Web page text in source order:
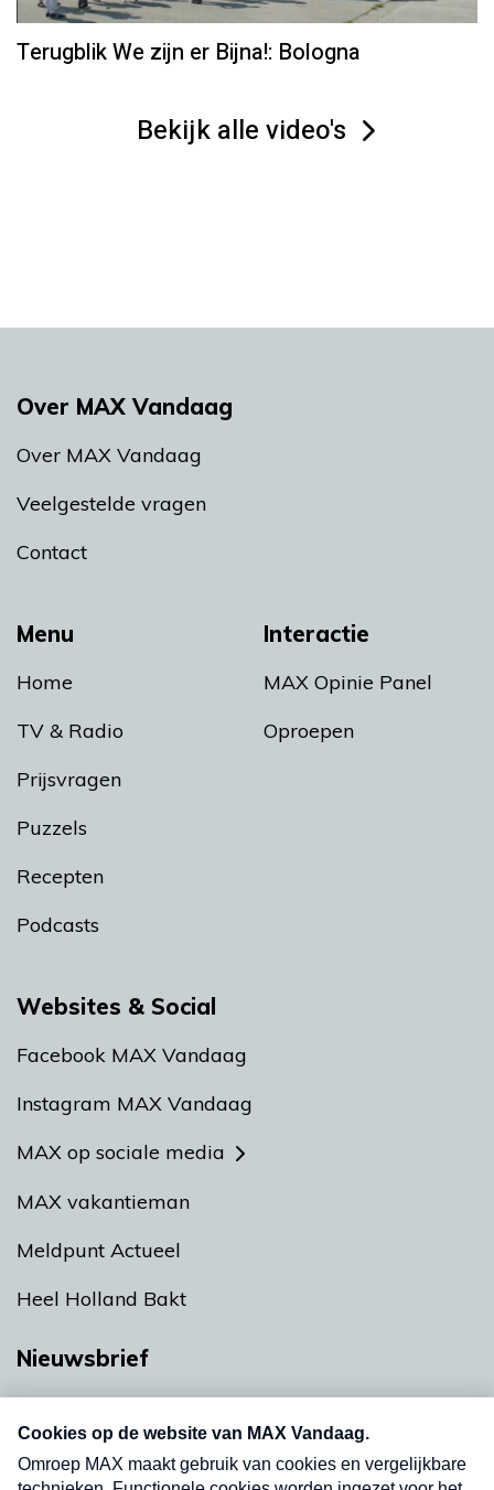
Terugblik We zijn er Bijna!: Bologna
Bekijk alle video's
Menu
Home
TV & Radio
Prijsvragen
Puzzels
Recepten
Podcasts
Interactie
MAX Opinie Panel
Oproepen
Over MAX Vandaag
Over MAX Vandaag
Veelgestelde vragen
Contact
Websites & Social
Facebook MAX Vandaag
Instagram MAX Vandaag
MAX op sociale media
MAX vakantieman
Meldpunt Actueel
Heel Holland Bakt
Nieuwsbrief
nieuwsbrief. Elke vrijdag- en dinsdagochtend in
uw mailbox.